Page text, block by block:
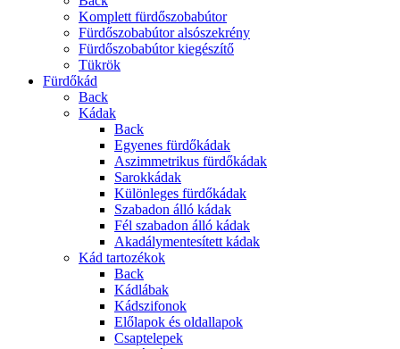
Komplett fürdőszobabútor
Fürdőszobabútor alsószekrény
Fürdőszobabútor kiegészítő
Tükrök
Fürdőkád
Back
Kádak
Back
Egyenes fürdőkádak
Aszimmetrikus fürdőkádak
Sarokkádak
Különleges fürdőkádak
Szabadon álló kádak
Fél szabadon álló kádak
Akadálymentesített kádak
Kád tartozékok
Back
Kádlábak
Kádszifonok
Előlapok és oldallapok
Csaptelepek